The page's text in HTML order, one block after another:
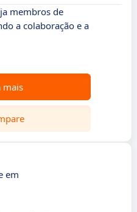
membros de
a colaboração e a
mais
em